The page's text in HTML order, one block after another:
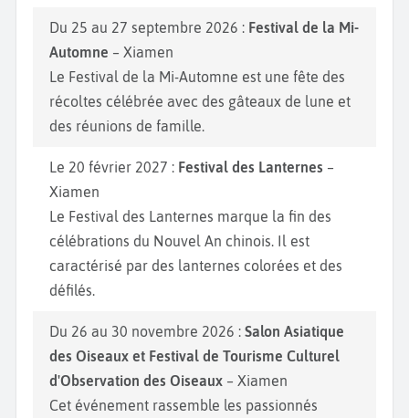
Du 25 au 27 septembre 2026 : Festival de la Mi-
Automne – Xiamen
Le Festival de la Mi-Automne est une fête des
récoltes célébrée avec des gâteaux de lune et
des réunions de famille.
Le 20 février 2027 : Festival des Lanternes –
Xiamen
Le Festival des Lanternes marque la fin des
célébrations du Nouvel An chinois. Il est
caractérisé par des lanternes colorées et des
défilés.
Du 26 au 30 novembre 2026 : Salon Asiatique
des Oiseaux et Festival de Tourisme Culturel
d'Observation des Oiseaux – Xiamen
Cet événement rassemble les passionnés